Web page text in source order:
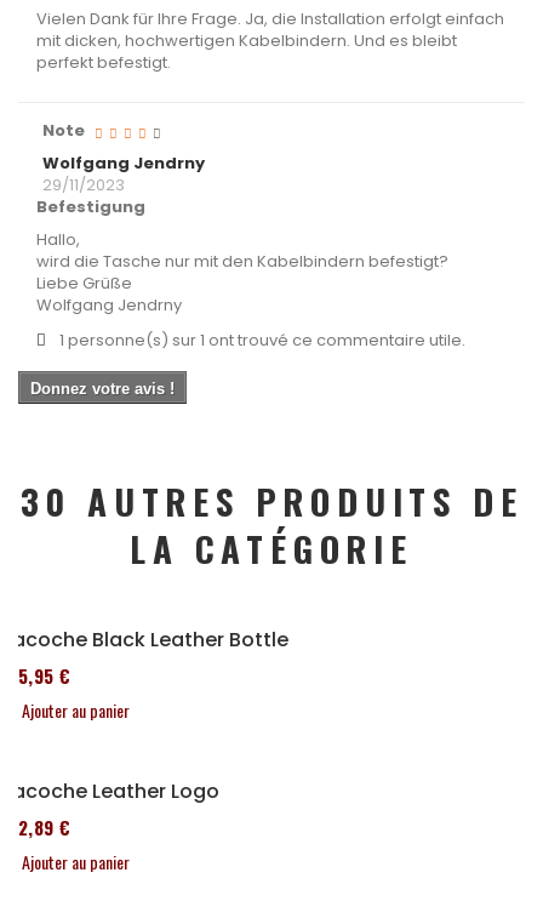
Vielen Dank für Ihre Frage. Ja, die Installation erfolgt einfach
mit dicken, hochwertigen Kabelbindern. Und es bleibt
perfekt befestigt.
Note
Wolfgang Jendrny
29/11/2023
Befestigung
Hallo,
wird die Tasche nur mit den Kabelbindern befestigt?
Liebe Grüße
Wolfgang Jendrny
1 personne(s) sur 1 ont trouvé ce commentaire utile.
Donnez votre avis !
30 AUTRES PRODUITS DE
LA CATÉGORIE
Sacoche Black Leather Bottle
185,95 €
Ajouter au panier
Sacoche Leather Logo
152,89 €
Ajouter au panier